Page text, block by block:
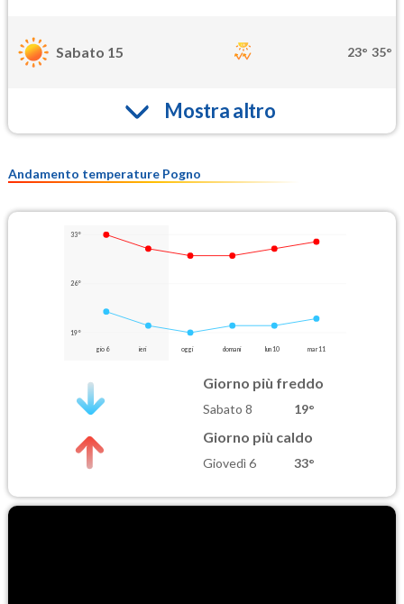
Sabato 15 23° 35°
Mostra altro
Andamento temperature Pogno
33°
26°
19°
gio 6 ieri oggi domani lun 10 mar 11
Giorno più freddo
Sabato 8 19°
Giorno più caldo
Giovedì 6 33°